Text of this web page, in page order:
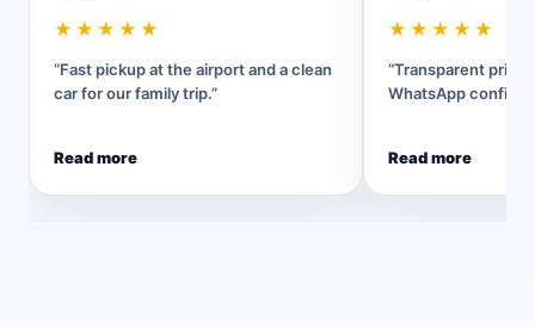
★★★★★
“Fast pickup at the airport and a clean
car for our family trip.”
Read more
★★★★★
“Transparent
WhatsApp
Read more